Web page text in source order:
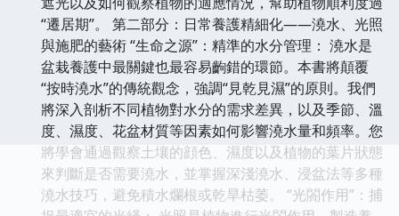
“遷居期”。 第二部分：日常養護精細化——澆水、光照
與施肥的藝術 “生命之源”：精準的水分管理： 澆水是
盆栽養護中最關鍵也最容易齣錯的環節。本書將顛覆
“按時澆水”的傳統觀念，強調“見乾見濕”的原則。我們
將深入剖析不同植物對水分的需求差異，以及季節、溫
度、濕度、花盆材質等因素如何影響澆水量和頻率。您
將學會通過觀察土壤的顔色、濕度以及植物的葉片狀態
來判斷是否需要澆水，並掌握深淺澆水、浸盆法等多種
澆水技巧，避免積水爛根或乾旱枯萎。 “光閤作用”：捕